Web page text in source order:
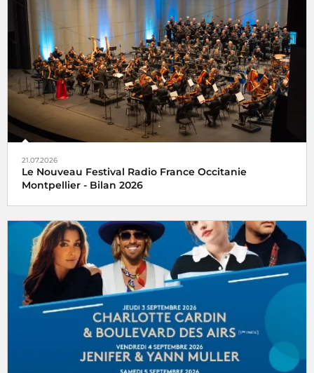
21.07.2026
Le Nouveau Festival Radio France Occitanie
Montpellier - Bilan 2026